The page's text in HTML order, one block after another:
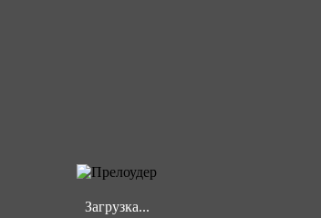
Загрузка...